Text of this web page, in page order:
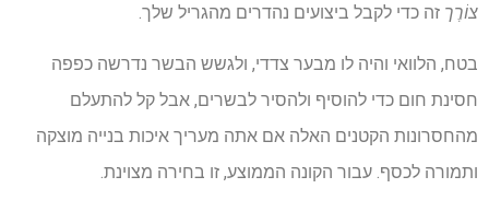
צוֹרֶך זה כדי לקבל ביצועים נהדרים מהגריל שלך.
בטח, הלוואי והיה לו מבער צדדי, ולגשש הבשר נדרשה כפפה
חסינת חום כדי להוסיף ולהסיר לבשרים, אבל קל להתעלם
מהחסרונות הקטנים האלה אם אתה מעריך איכות בנייה מוצקה
ותמורה לכסף. עבור הקונה הממוצע, זו בחירה מצוינת.